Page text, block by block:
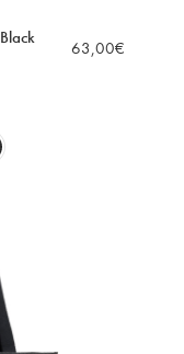
63,00€